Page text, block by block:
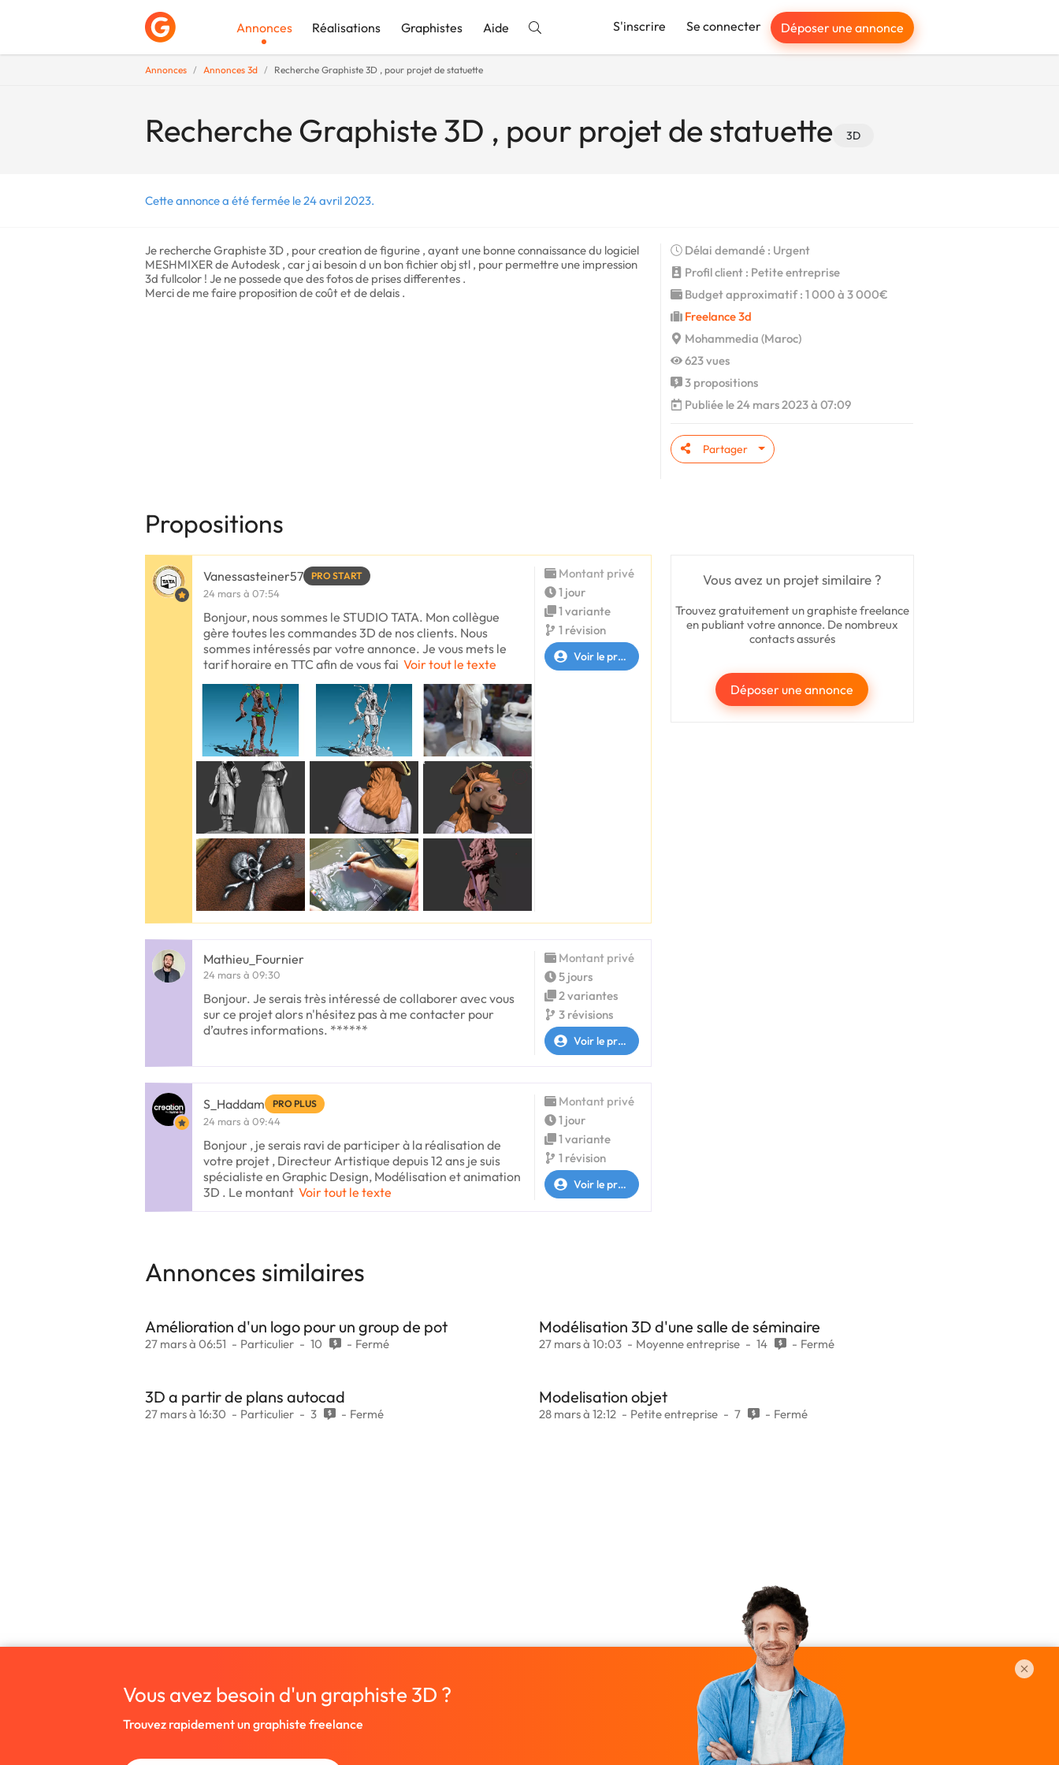
Annonces Réalisations Graphistes Aide S'inscrire Se connecter Déposer une annonce
Annonces Annonces 3d Recherche Graphiste 3D , pour projet de statuette
Recherche Graphiste 3D , pour projet de statuette 3D
Cette annonce a été fermée le 24 avril 2023.
Je recherche Graphiste 3D , pour creation de figurine , ayant une bonne connaissance du logiciel
MESHMIXER de Autodesk , car j ai besoin d un bon fichier obj stl , pour permettre une impression
3d fullcolor ! Je ne possede que des fotos de prises differentes .
Merci de me faire proposition de coût et de delais .
Délai demandé : Urgent
Profil client : Petite entreprise
Budget approximatif : 1 000 à 3 000€
Freelance 3d
Mohammedia (Maroc)
623 vues
3 propositions
Publiée le 24 mars 2023 à 07:09
Partager
Propositions
Vous avez un projet similaire ?
Trouvez gratuitement un graphiste freelance
en publiant votre annonce. De nombreux
contacts assurés
Déposer une annonce
Vanessasteiner57 PRO START
24 mars à 07:54
Bonjour, nous sommes le STUDIO TATA. Mon collègue
gère toutes les commandes 3D de nos clients. Nous
sommes intéressés par votre annonce. Je vous mets le
tarif horaire en TTC afin de vous fai Voir tout le texte
Montant privé
1 jour
1 variante
1 révision
Voir le profil
Mathieu_Fournier
24 mars à 09:30
Bonjour. Je serais très intéressé de collaborer avec vous
sur ce projet alors n'hésitez pas à me contacter pour
d’autres informations. ******
Montant privé
5 jours
2 variantes
3 révisions
Voir le profil
S_Haddam PRO PLUS
24 mars à 09:44
Bonjour , je serais ravi de participer à la réalisation de
votre projet , Directeur Artistique depuis 12 ans je suis
spécialiste en Graphic Design, Modélisation et animation
3D . Le montant Voir tout le texte
Montant privé
1 jour
1 variante
1 révision
Voir le profil
Annonces similaires
Amélioration d'un logo pour un group de pot
27 mars à 06:51 Particulier 10 Fermé
Modélisation 3D d'une salle de séminaire
27 mars à 10:03 Moyenne entreprise 14 Fermé
3D a partir de plans autocad
27 mars à 16:30 Particulier 3 Fermé
Modelisation objet
28 mars à 12:12 Petite entreprise 7 Fermé
Vous avez besoin d'un graphiste 3D ?
Trouvez rapidement un graphiste freelance